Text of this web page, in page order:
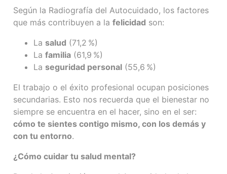
Según la Radiografía del Autocuidado, los factores
que más contribuyen a lafelicidad son:
La salud (71,2 %)
Lafamilia (61,9 %)
La seguridad personal (55,6 %)
El trabajo o el éxito profesional ocupan posiciones
secundarias. Esto nos recuerda que el bienestar no
siempre se encuentra en el hacer, sino en el ser:
cómo te sientes contigo mismo, con los demás y
con tu entorno.
¿Cómo cuidar tu salud mental?